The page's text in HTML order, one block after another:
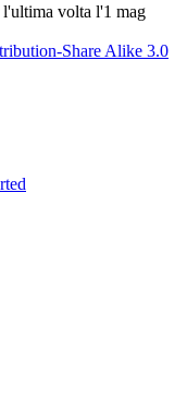
l'ultima volta l'1 mag
Share Alike 3.0